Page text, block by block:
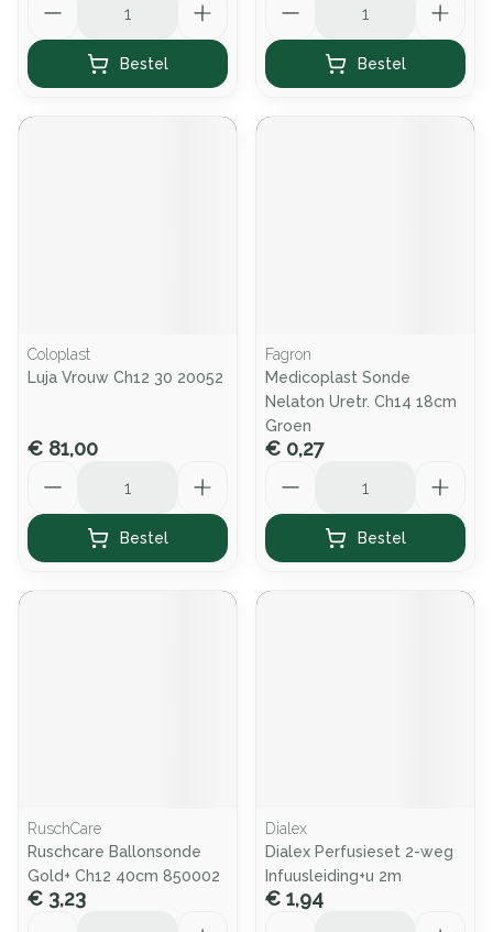
Bestel Bestel
Coloplast
Luja Vrouw Ch12 30 20052
€ 81,00
Bestel
Fagron
Medicoplast Sonde
Nelaton Uretr. Ch14 18cm
Groen
€ 0,27
Bestel
RuschCare
Ruschcare Ballonsonde
Gold+ Ch12 40cm 850002
€ 3,23
Dialex
Dialex Perfusieset 2-weg
Infuusleiding+u 2m
€ 1,94